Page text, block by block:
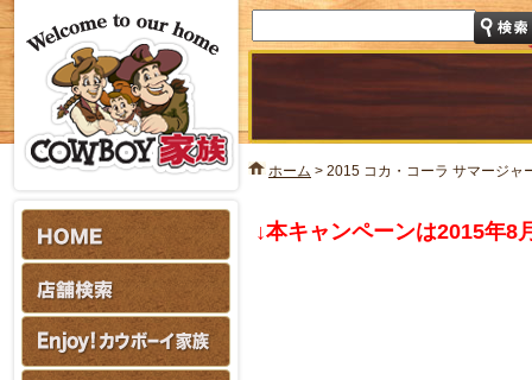
ホーム > 2015 コカ・コーラ サマージャ
↓本キャンペーンは2015年8